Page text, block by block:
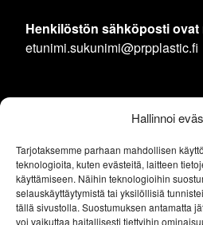
Hallinnoi
Tarjotaksemme parhaan mahdollisen
teknologioita, kuten evästeitä, laitteen
käyttämiseen. Näihin teknologioihin
selauskäyttäytymistä tai yksilöllisiä
tällä sivustolla. Suostumuksen antamatta
voi vaikuttaa haitallisesti tiettyihin
Henkilöstön sähköposti ovat
etunimi.sukunimi@prpplastic.fi